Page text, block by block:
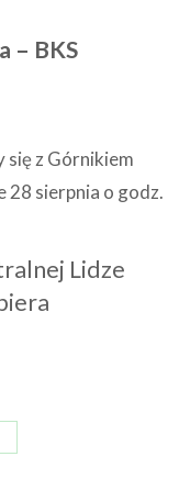
– BKS
się z Górnikiem
28 sierpnia o godz.
Lidze